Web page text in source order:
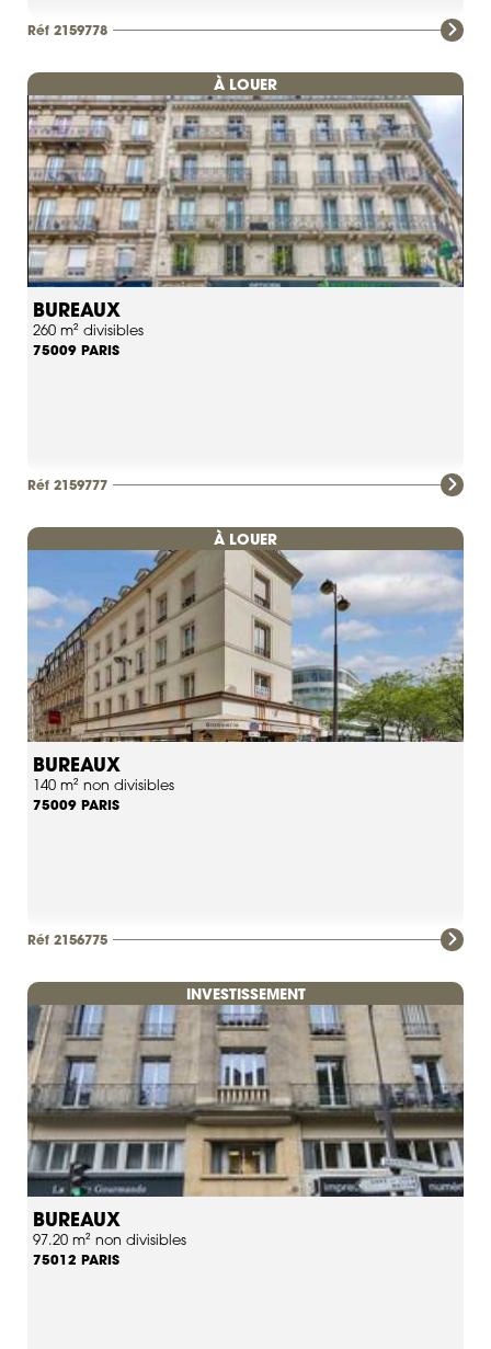
Réf 2159778
À LOUER
BUREAUX
260 m² divisibles
75009 PARIS
Réf 2159777
À LOUER
BUREAUX
140 m² non divisibles
75009 PARIS
Réf 2156775
INVESTISSEMENT
BUREAUX
97.20 m² non divisibles
75012 PARIS